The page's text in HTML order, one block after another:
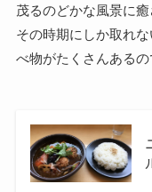
茂るのどかな風景に
その時期にしか取れ
べ物がたくさんあるの